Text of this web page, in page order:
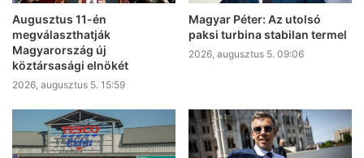
Augusztus 11-én
megválaszthatják
Magyarország új
köztársasági elnökét
2026, augusztus 5. 15:59
Magyar Péter: Az utolsó
paksi turbina stabilan termel
2026, augusztus 5. 09:06